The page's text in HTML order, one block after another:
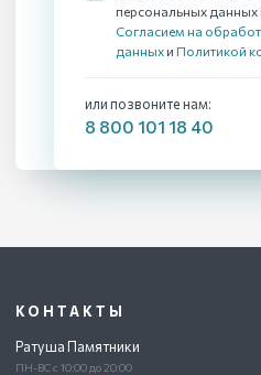
персональных данных
Согласием на
данных и Политикой
или позвоните нам:
8 800 101 18 40
КОНТАКТЫ
Ратуша Памятники
ПН-ВС с 10:00 до 20:00